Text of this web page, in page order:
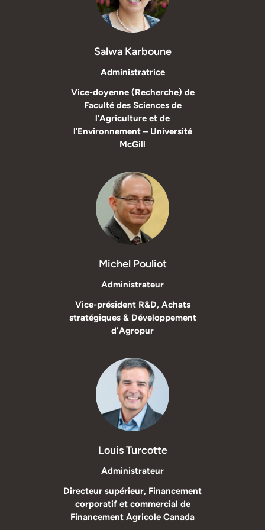
Salwa Karboune
Administratrice
Vice-doyenne (Recherche) de
Faculté des Sciences de
l’Agriculture et de
l’Environnement – Université
McGill
Michel Pouliot
Administrateur
Vice-président R&D, Achats
stratégiques & Développement
d'Agropur
Louis Turcotte
Administrateur
Directeur supérieur, Financement
corporatif et commercial de
Financement Agricole Canada